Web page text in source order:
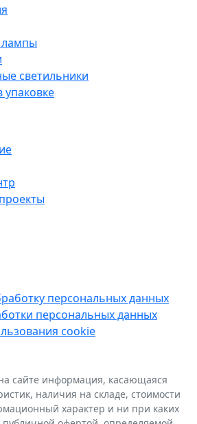
лампы
светильники
упаковке
персональных данных
персональных данных
cookie
сайте информация, касающаяся
наличия на складе, стоимости
характер и ни при каких